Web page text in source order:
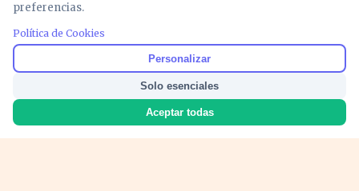
preferencias.
Política de Cookies
Personalizar
Solo esenciales
Aceptar todas